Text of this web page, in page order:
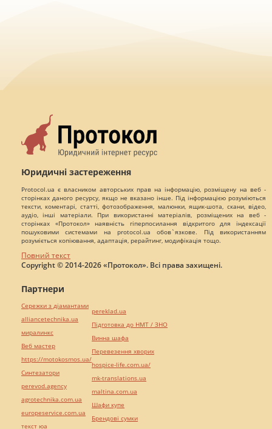
Юридичні застереження
Protocol.ua є власником авторських прав на інформацію, розміщену на веб -
сторінках даного ресурсу, якщо не вказано інше. Під інформацією розуміються
тексти, коментарі, статті, фотозображення, малюнки, ящик-шота, скани, відео,
аудіо, інші матеріали. При використанні матеріалів, розміщених на веб -
сторінках «Протокол» наявність гіперпосилання відкритого для індексації
пошуковими системами на protocol.ua обов`язкове. Під використанням
розуміється копіювання, адаптація, рерайтинг, модифікація тощо.
Повний текст
Copyright © 2014-2026 «Протокол». Всі права захищені.
Партнери
Сережки з діамантами
alliancetechnika.ua
миралинкс
Веб мастер
https://motokosmos.ua/
Синтезатори
perevod.agency
agrotechnika.com.ua
europeservice.com.ua
текст юа
pereklad.ua
Підготовка до НМТ / ЗНО
Винна шафа
Перевезення хворих
hospice-life.com.ua/
mk-translations.ua
maltina.com.ua
Шафи купе
Брендові сумки